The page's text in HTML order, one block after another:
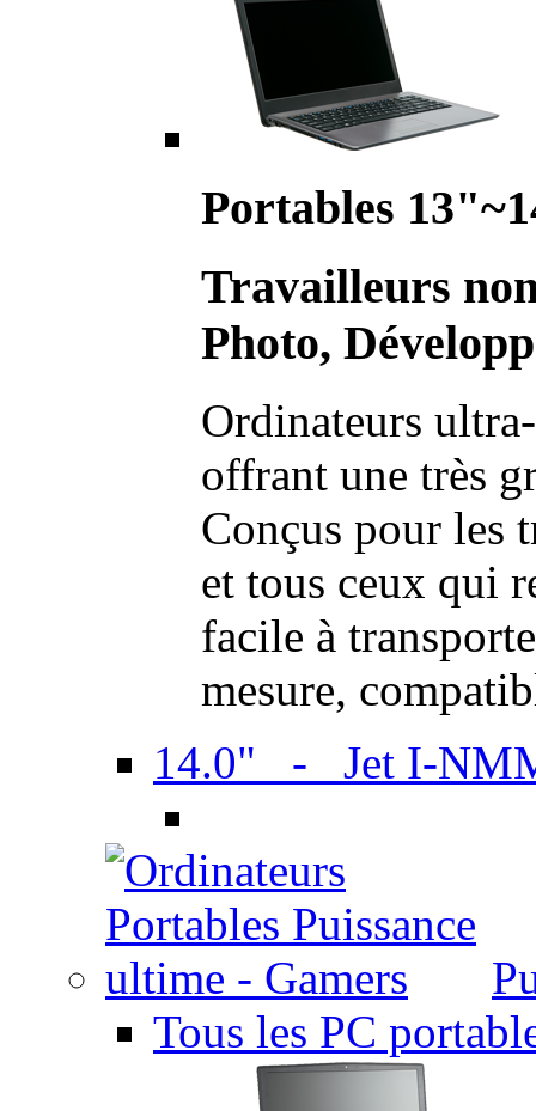
Portables
Travailleurs
Photo,
Ordinateurs
offrant une très
Conçus pour les
et tous ceux qui
facile à
mesure,
14.0" - Jet I-
Tous les PC